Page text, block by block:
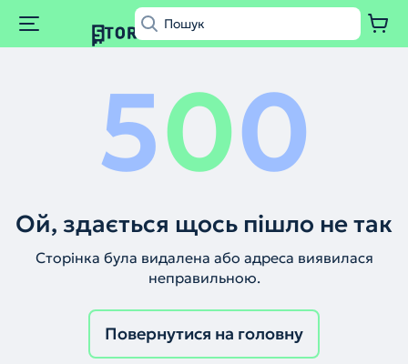
500
Ой, здається щось пішло не так
Сторінка була видалена або адреса виявилася
неправильною.
Повернутися на головну